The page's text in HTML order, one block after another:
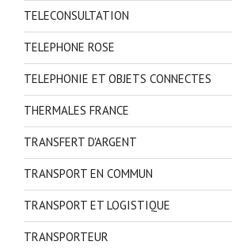
TELECONSULTATION
TELEPHONE ROSE
TELEPHONIE ET OBJETS CONNECTES
THERMALES FRANCE
TRANSFERT D'ARGENT
TRANSPORT EN COMMUN
TRANSPORT ET LOGISTIQUE
TRANSPORTEUR